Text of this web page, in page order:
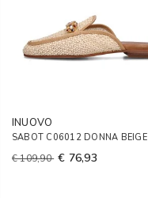
INUOVO
SABOT C06012 DONNA BEIGE
€ 109,90 € 76,93